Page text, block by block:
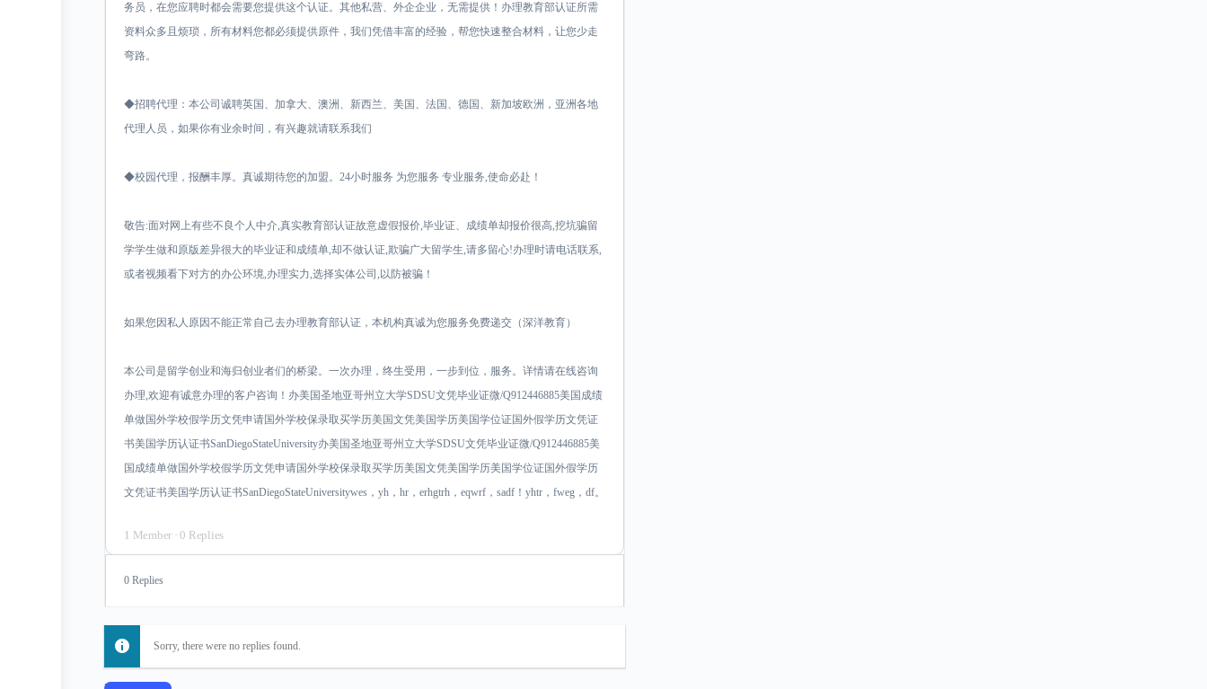
务员，在您应聘时都会需要您提供这个认证。其他私营、外企企业，无需提供！办理教育部认证所需
资料众多且烦琐，所有材料您都必须提供原件，我们凭借丰富的经验，帮您快速整合材料，让您少走
弯路。
◆招聘代理：本公司诚聘英国、加拿大、澳洲、新西兰、美国、法国、德国、新加坡欧洲，亚洲各地
代理人员，如果你有业余时间，有兴趣就请联系我们
◆校园代理，报酬丰厚。真诚期待您的加盟。24小时服务 为您服务 专业服务,使命必赴！
敬告:面对网上有些不良个人中介,真实教育部认证故意虚假报价,毕业证、成绩单却报价很高,挖坑骗留
学学生做和原版差异很大的毕业证和成绩单,却不做认证,欺骗广大留学生,请多留心!办理时请电话联系,
或者视频看下对方的办公环境,办理实力,选择实体公司,以防被骗！
如果您因私人原因不能正常自己去办理教育部认证，本机构真诚为您服务免费递交（深洋教育）
本公司是留学创业和海归创业者们的桥梁。一次办理，终生受用，一步到位，服务。详情请在线咨询
办理,欢迎有诚意办理的客户咨询！办美国圣地亚哥州立大学SDSU文凭毕业证微/Q912446885美国成绩
单做国外学校假学历文凭申请国外学校保录取买学历美国文凭美国学历美国学位证国外假学历文凭证
书美国学历认证书SanDiegoStateUniversity办美国圣地亚哥州立大学SDSU文凭毕业证微/Q912446885美
国成绩单做国外学校假学历文凭申请国外学校保录取买学历美国文凭美国学历美国学位证国外假学历
文凭证书美国学历认证书SanDiegoStateUniversitywes，yh，hr，erhgtrh，eqwrf，sadf！yhtr，fweg，df。
1 Member · 0 Replies
0 Replies
Sorry, there were no replies found.